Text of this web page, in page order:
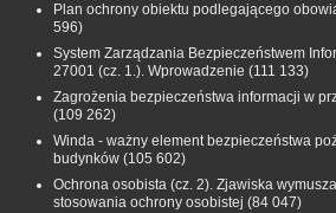
Plan ochrony obiektu podlegającego
596)
System Zarządzania Bezpieczeństwem
27001 (cz. 1.). Wprowadzenie (111 133)
Zagrożenia bezpieczeństwa informacji w
(109 262)
Winda - ważny element bezpieczeństwa
budynków (105 602)
Ochrona osobista (cz. 2). Zjawiska
stosowania ochrony osobistej (84 047)